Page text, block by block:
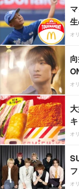
オ
オ
オ
オ